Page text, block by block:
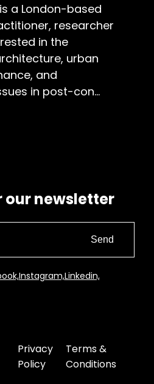
a London-based
researcher
in the
urban
and
in post-con...
our newsletter
Send
Instagram,Linkedin,
Privacy
Policy
Terms &
Conditions